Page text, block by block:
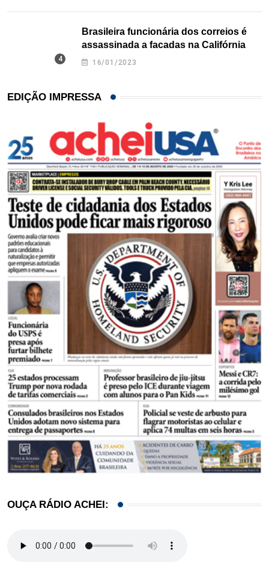
Brasileira funcionária dos correios é
assassinada a facadas na Califórnia
16/01/2023
EDIÇÃO IMPRESSA
OUÇA RÁDIO ACHEI: